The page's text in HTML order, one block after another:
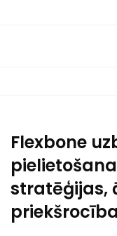
Flexbone
stratēģijas,